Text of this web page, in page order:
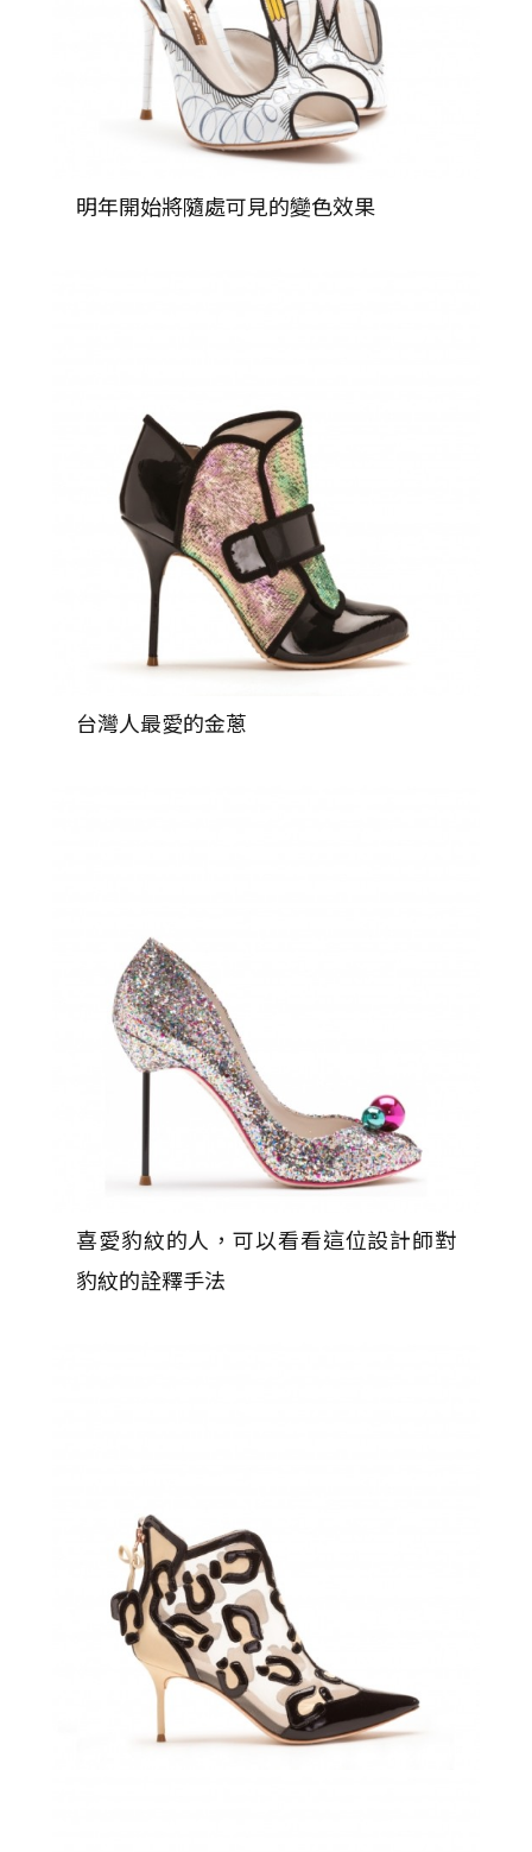
明年開始將隨處可見的變色效果
台灣人最愛的金蔥
喜愛豹紋的人，可以看看這位設計師對
豹紋的詮釋手法